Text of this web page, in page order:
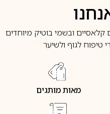
ובשמי בוטיק מיוחדים
טיפוח לגוף ולשיער
מאות מותגים